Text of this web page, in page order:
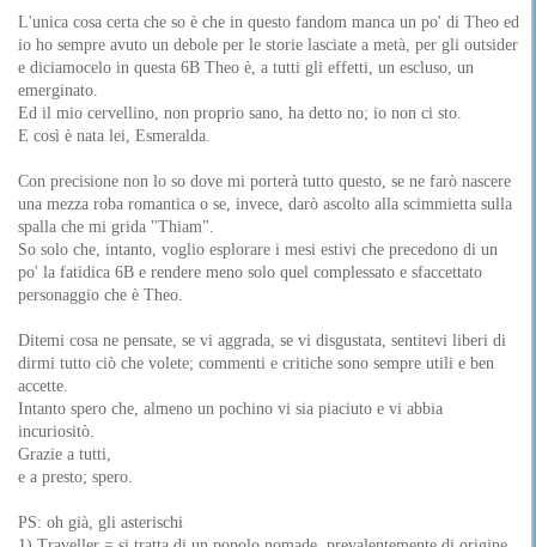
L'unica cosa certa che so è che in questo fandom manca un po' di Theo ed
io ho sempre avuto un debole per le storie lasciate a metà, per gli outsider
e diciamocelo in questa 6B Theo è, a tutti gli effetti, un escluso, un
emerginato.
Ed il mio cervellino, non proprio sano, ha detto no; io non ci sto.
E così è nata lei, Esmeralda.
Con precisione non lo so dove mi porterà tutto questo, se ne farò nascere
una mezza roba romantica o se, invece, darò ascolto alla scimmietta sulla
spalla che mi grida "Thiam".
So solo che, intanto, voglio esplorare i mesi estivi che precedono di un
po' la fatidica 6B e rendere meno solo quel complessato e sfaccettato
personaggio che è Theo.
Ditemi cosa ne pensate, se vi aggrada, se vi disgustata, sentitevi liberi di
dirmi tutto ciò che volete; commenti e critiche sono sempre utili e ben
accette.
Intanto spero che, almeno un pochino vi sia piaciuto e vi abbia
incuriositò.
Grazie a tutti,
e a presto; spero.
PS: oh già, gli asterischi